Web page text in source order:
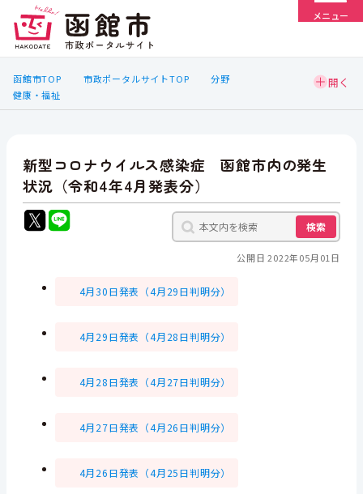
メニュー
函館市TOP 市政ポータルサイトTOP
分野
健康・福祉
新型コロナウイルス感染症 函館市内の発生
状況（令和4年4月発表分）
検索
公開日 2022年05月01日
4月30日発表（4月29日判明分）
4月29日発表（4月28日判明分）
4月28日発表（4月27日判明分）
4月27日発表（4月26日判明分）
4月26日発表（4月25日判明分）